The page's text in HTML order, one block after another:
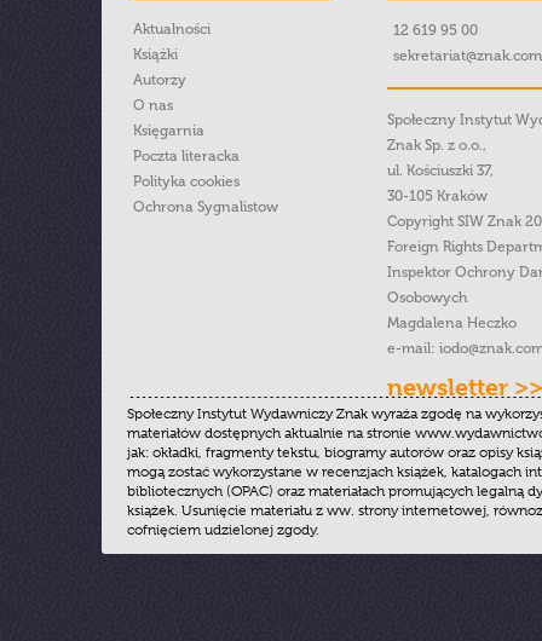
Aktualności
Książki
Autorzy
O nas
Księgarnia
Poczta literacka
Polityka cookies
Ochrona Sygnalistow
12 619 95 00
Społeczny Instytut
Znak Sp. z o.o.,
ul. Kościuszki 37,
30-105 Kraków
Copyright SIW Znak
Foreign Rights
Inspektor Ochrony
Osobowych
Magdalena Heczko
e-mail:
newsletter >>
Społeczny Instytut Wydawniczy Znak wyraża zgodę na
materiałów dostępnych aktualnie na stronie
jak: okładki, fragmenty tekstu, biogramy autorów oraz opisy
mogą zostać wykorzystane w recenzjach książek, katalogach
bibliotecznych (OPAC) oraz materiałach promujących legalną
książek. Usunięcie materiału z ww. strony internetowej,
cofnięciem udzielonej zgody.